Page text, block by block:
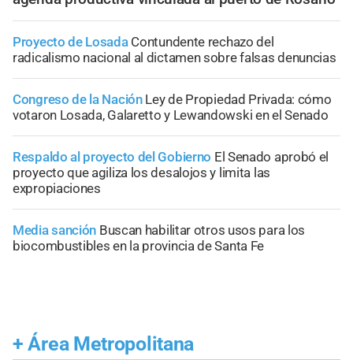
Proyecto de Losada Contundente rechazo del
radicalismo nacional al dictamen sobre falsas denuncias
Congreso de la Nación Ley de Propiedad Privada: cómo
votaron Losada, Galaretto y Lewandowski en el Senado
Respaldo al proyecto del Gobierno El Senado aprobó el
proyecto que agiliza los desalojos y limita las
expropiaciones
Media sanción Buscan habilitar otros usos para los
biocombustibles en la provincia de Santa Fe
+ Área Metropolitana